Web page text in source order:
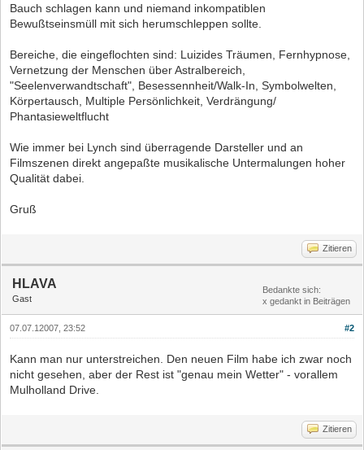
Bauch schlagen kann und niemand inkompatiblen
Bewußtseinsmüll mit sich herumschleppen sollte.
Bereiche, die eingeflochten sind: Luizides Träumen, Fernhypnose,
Vernetzung der Menschen über Astralbereich,
"Seelenverwandtschaft", Besessennheit/Walk-In, Symbolwelten,
Körpertausch, Multiple Persönlichkeit, Verdrängung/
Phantasieweltflucht
Wie immer bei Lynch sind überragende Darsteller und an
Filmszenen direkt angepaßte musikalische Untermalungen hoher
Qualität dabei.
Gruß
Zitieren
HLAVA
Gast
Bedankte sich:
x gedankt in Beiträgen
#2
07.07.12007, 23:52
Kann man nur unterstreichen. Den neuen Film habe ich zwar noch
nicht gesehen, aber der Rest ist "genau mein Wetter" - vorallem
Mulholland Drive.
Zitieren